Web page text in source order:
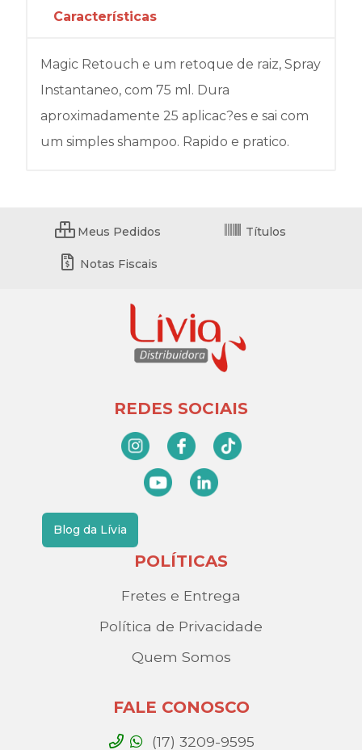
Características
Magic Retouch e um retoque de raiz, Spray
Instantaneo, com 75 ml. Dura
aproximadamente 25 aplicac?es e sai com
um simples shampoo. Rapido e pratico.
Meus Pedidos Títulos
Notas Fiscais
REDES SOCIAIS
Blog da Lívia
POLÍTICAS
Fretes e Entrega
Política de Privacidade
Quem Somos
FALE CONOSCO
(17) 3209-9595